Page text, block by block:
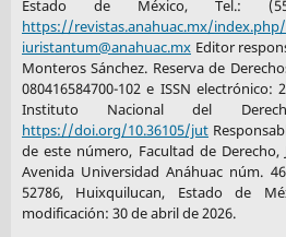
Estado de México, Tel.:
https://revistas.anahuac.mx/
iuristantum@anahuac.mxEditor
Monteros Sánchez. Reserva de
080416584700-102 e ISSN
Instituto Nacional del
https://doi.org/10.36105/jut
de este número, Facultad de Derecho,
Avenida Universidad Anáhuac núm.
52786, Huixquilucan, Estado de
modificación: 30 de abril de 2026.